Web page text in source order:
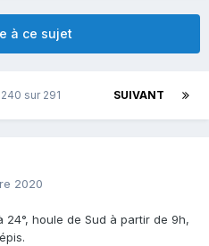
à ce sujet
SUIVANT
sur 291
2020
houle de Sud à partir de 9h,